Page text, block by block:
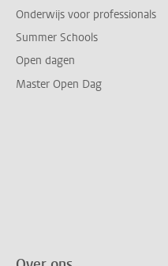
Onderwijs voor professionals
Summer Schools
Open dagen
Master Open Dag